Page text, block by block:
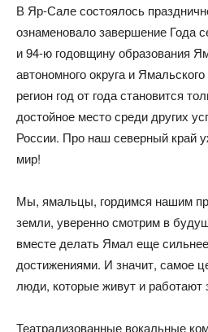
В Яр-Сале состоялось
ознаменовало завершение Года
и 94-ю годовщину образования
автономного округа и
регион год от года становится
достойное место среди других
России. Про наш северный край
мир!
Мы, ямальцы, гордимся нашим
земли, уверенно смотрим в
вместе делать Ямал еще
достижениями. И значит, самое
люди, которые живут и работают
Театрализованные вокальные